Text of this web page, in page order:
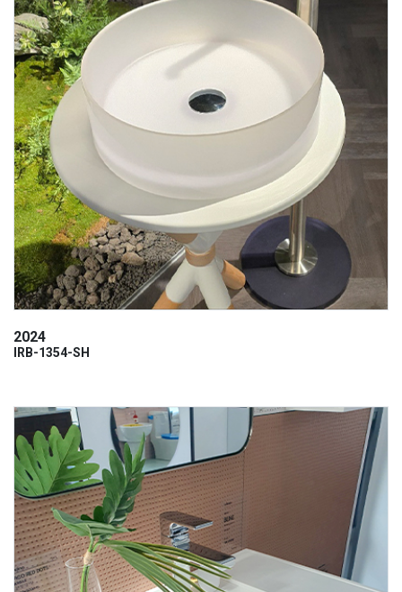
2024
IRB-1354-SH